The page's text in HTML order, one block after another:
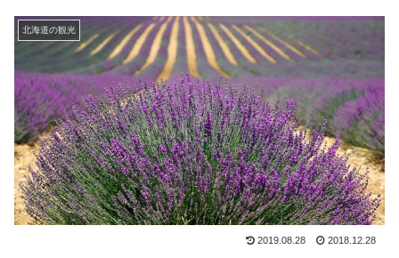
北海道の観光
2019.08.28 2018.12.28